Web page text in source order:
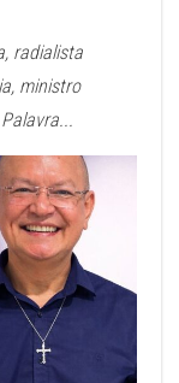
radialista
ministro